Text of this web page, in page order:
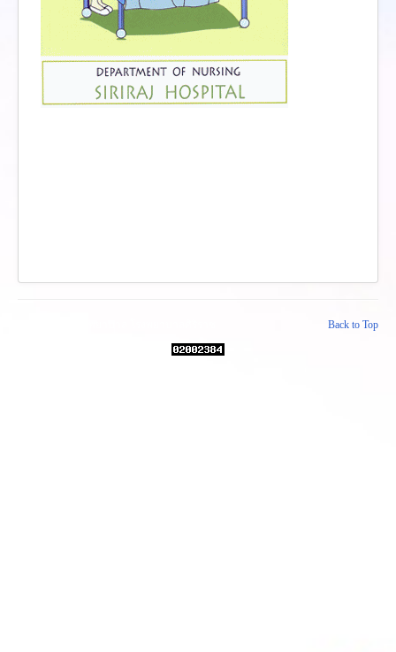
Link Intranet
คำถาม/ร้องเรียน
Back to Top